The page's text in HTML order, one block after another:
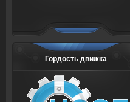
Гордость движка